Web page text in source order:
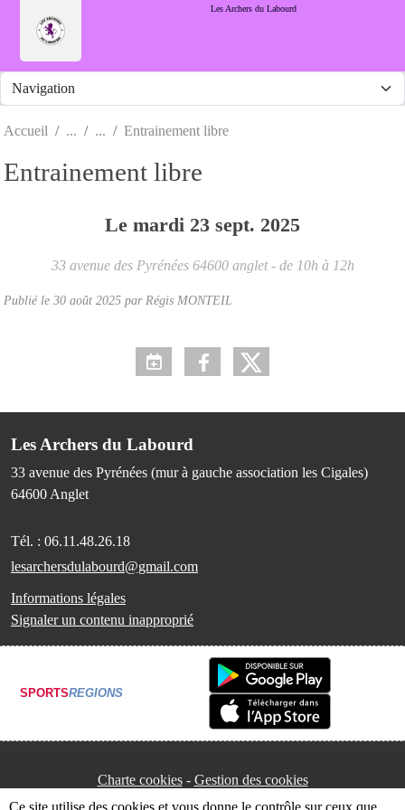
Les Archers du Labourd
Accueil Entrainement libre
Entrainement libre
Le mardi 23 sept. 2025
33 avenue des Pyrénées 64600 anglet - de 10h à 12h
Publié le 30 août 2025 par Régis MONTEIL
Les Archers du Labourd
33 avenue des Pyrénées (mur à gauche association les Cigales)
64600 Anglet
Tél. : 06.11.48.26.18
lesarchersdulabourd@gmail.com
Informations légales
Signaler un contenu inapproprié
SPORTSREGIONS
Charte cookies Gestion des cookies
Ce site utilise des cookies et vous donne le contrôle sur ceux que